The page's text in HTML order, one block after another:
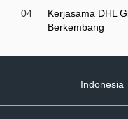
04
Kerjasama DHL
Berkembang
Indonesia